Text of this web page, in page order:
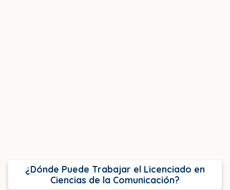
¿Dónde Puede Trabajar el Licenciado en
Ciencias de la Comunicación?